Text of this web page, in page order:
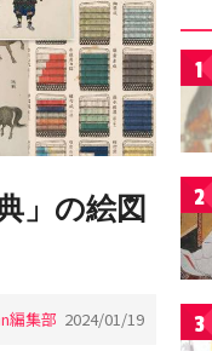
」の絵図
編集部 2024/01/19
1
2
3